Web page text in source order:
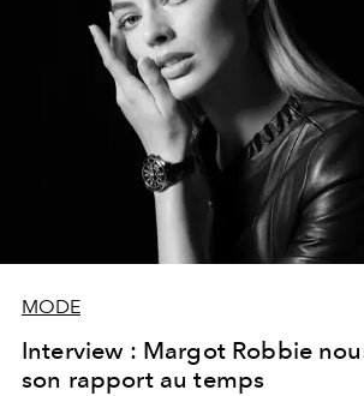
MODE
Interview : Margot Robbie
son rapport au temps